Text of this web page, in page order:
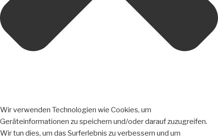
Wir verwenden Technologien wie Cookies, um
Geräteinformationen zu speichern und/oder darauf zuzugreifen.
Wir tun dies, um das Surferlebnis zu verbessern und um